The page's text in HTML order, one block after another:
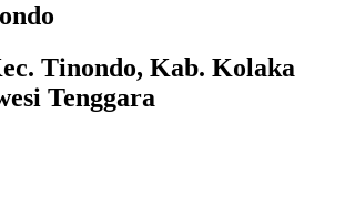
Tinondo, Kab. Kolaka
Tenggara